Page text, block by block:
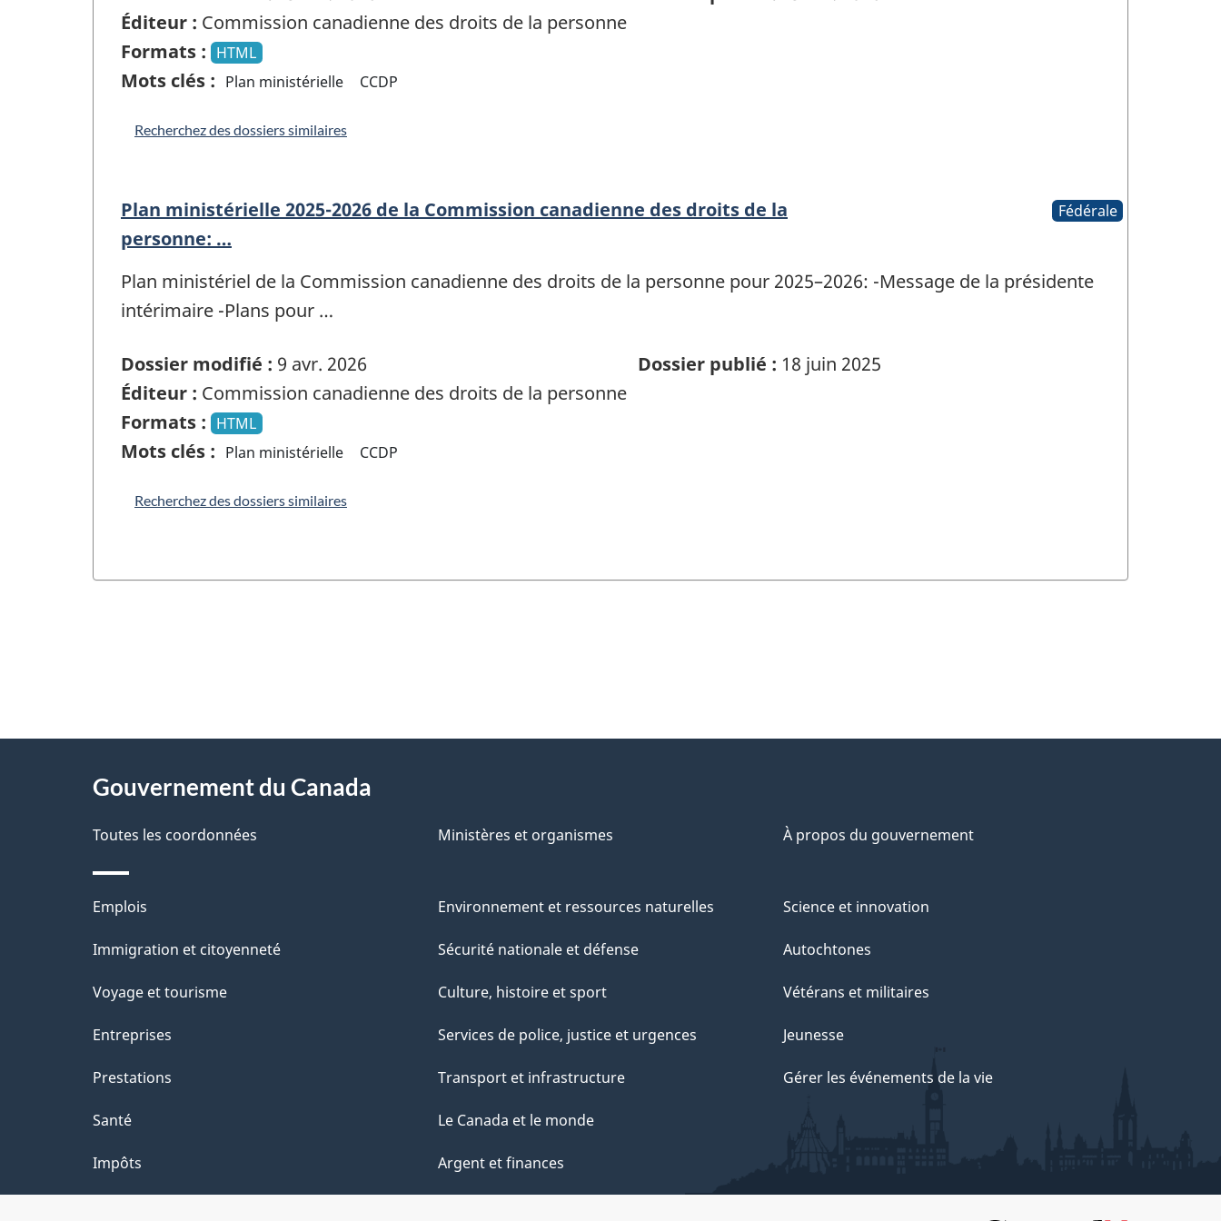
Éditeur : Commission canadienne des droits de la personne
Formats : HTML
Mots clés : Plan ministérielle CCDP
Recherchez des dossiers similaires
Plan ministérielle 2025-2026 de la Commission canadienne des droits de la
personne: …
Fédérale
Plan ministériel de la Commission canadienne des droits de la personne pour 2025–2026: -Message de la présidente
intérimaire -Plans pour …
Dossier modifié : 9 avr. 2026 Dossier publié : 18 juin 2025
Éditeur : Commission canadienne des droits de la personne
Formats : HTML
Mots clés : Plan ministérielle CCDP
Recherchez des dossiers similaires
D
é
t
a
i
l
d
e
l
p
a
g
e
Gouvernement du Canada
Toutes les coordonnées Ministères et organismes À propos du gouvernement
Thèmes
et
Emplois
Immigration et citoyenneté
Voyage et tourisme
Entreprises
Prestations
Santé
Impôts
Environnement et ressources naturelles
Sécurité nationale et défense
Culture, histoire et sport
Services de police, justice et urgences
Transport et infrastructure
Le Canada et le monde
Argent et finances
Science et innovation
Autochtones
Vétérans et militaires
Jeunesse
Gérer les événements de la vie